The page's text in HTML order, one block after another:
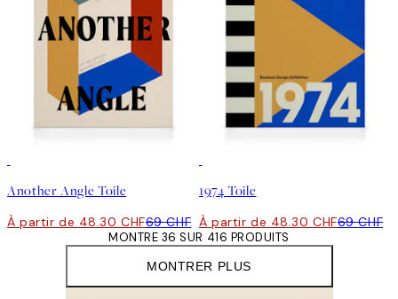
Another Angle Toile
À partir de 48.30 CHF69 CHF
1974 Toile
À partir de 48.30 CHF69 CHF
MONTRER PLUS
MONTRE 36 SUR 416 PRODUITS